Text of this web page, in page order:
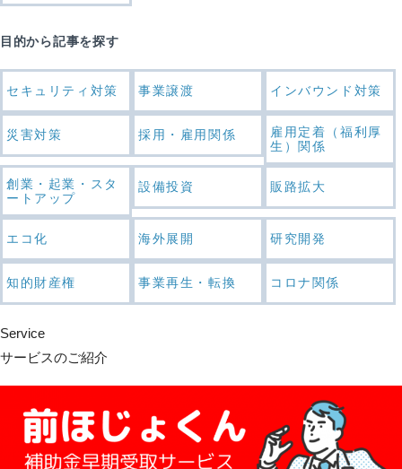
目的から記事を探す
セキュリティ対策 事業譲渡 インバウンド対策
災害対策 採用・雇用関係
雇用定着（福利厚
生）関係
創業・起業・スタ
ートアップ
設備投資 販路拡大
エコ化 海外展開 研究開発
知的財産権 事業再生・転換 コロナ関係
Service
サービスのご紹介